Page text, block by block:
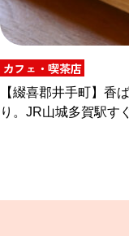
カフェ・喫茶店
【綴喜郡井手町】香
り。JR山城多賀駅す